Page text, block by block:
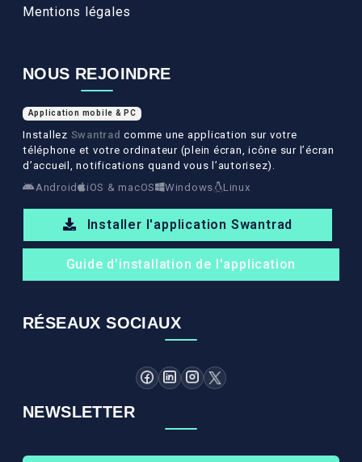
Mentions légales
NOUS REJOINDRE
Application mobile & PC
Installez Swantrad comme une application sur votre
téléphone et votre ordinateur (plein écran, icône sur l’écran
d’accueil, notifications quand vous l’autorisez).
Android
iOS & macOS Windows Linux
Installer l'application Swantrad
Guide d’installation de l'application
RÉSEAUX SOCIAUX
NEWSLETTER